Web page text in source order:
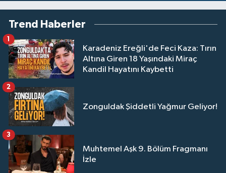
Trend Haberler
Karadeniz Ereğli'de Feci Kaza: Tırın
Altına Giren 18 Yaşındaki Miraç
Kandil Hayatını Kaybetti
1
Zonguldak Şiddetli Yağmur Geliyor!
2
Muhtemel Aşk 9. Bölüm Fragmanı
İzle
3